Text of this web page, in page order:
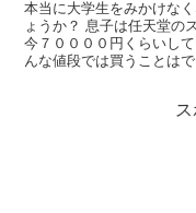
本当に大学生をみかけな
ょうか？ 息子は任天堂の
今７００００円くらいし
んな値段では買うことは